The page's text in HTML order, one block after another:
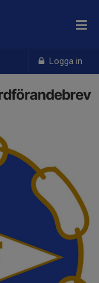
Logga in